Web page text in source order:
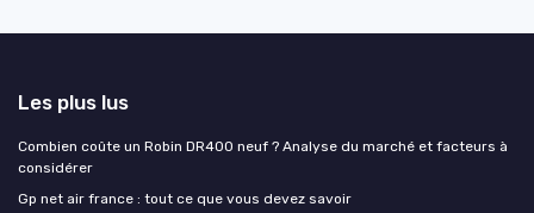
Les plus lus
Combien coûte un Robin DR400 neuf ? Analyse du marché et facteurs à
considérer
Gp net air france : tout ce que vous devez savoir